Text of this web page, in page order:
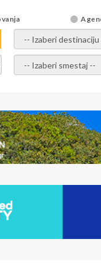
-- Izaberi destinaciju --
-- Izaberi smestaj --